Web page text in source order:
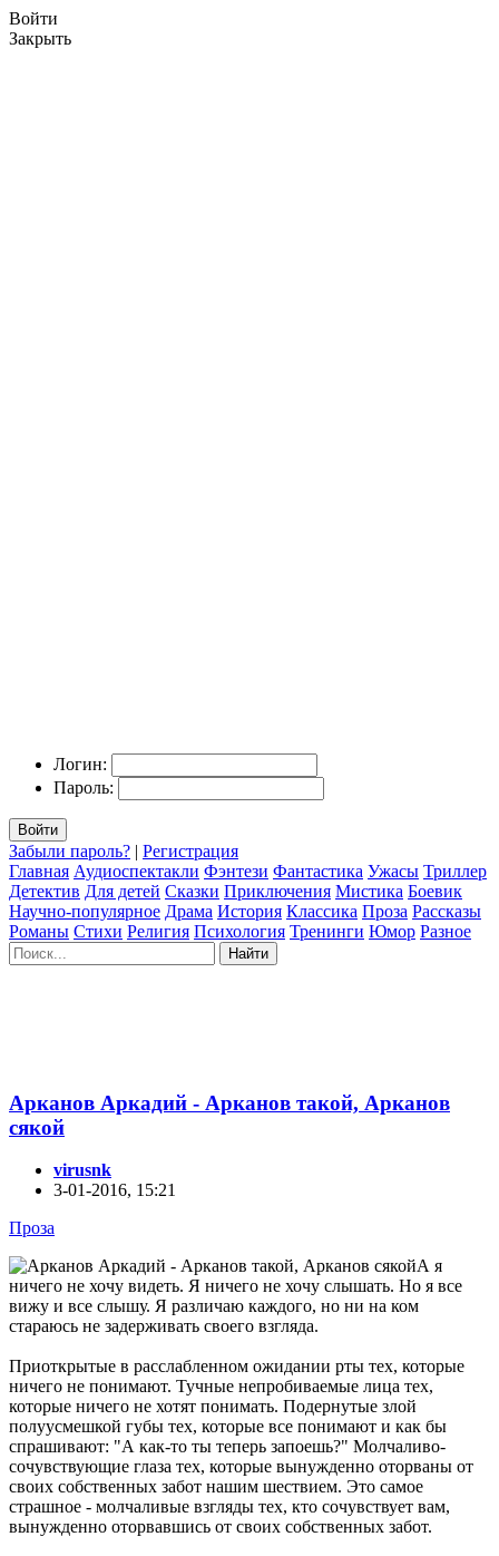
Войти
Закрыть
Логин:
Пароль:
Войти
Забыли пароль? | Регистрация
Главная Аудиоспектакли Фэнтези Фантастика Ужасы Триллер
Детектив Для детей Сказки Приключения Мистика Боевик
Научно-популярное Драма История Классика Проза Рассказы
Романы Стихи Религия Психология Тренинги Юмор Разное
Найти
Арканов Аркадий - Арканов такой, Арканов
сякой
virusnk
3-01-2016, 15:21
Проза
А я
ничего не хочу видеть. Я ничего не хочу слышать. Но я все
вижу и все слышу. Я различаю каждого, но ни на ком
стараюсь не задерживать своего взгляда.
Приоткрытые в расслабленном ожидании рты тех, которые
ничего не понимают. Тучные непробиваемые лица тех,
которые ничего не хотят понимать. Подернутые злой
полуусмешкой губы тех, которые все понимают и как бы
спрашивают: "А как-то ты теперь запоешь?" Молчаливо-
сочувствующие глаза тех, которые вынужденно оторваны от
своих собственных забот нашим шествием. Это самое
страшное - молчаливые взгляды тех, кто сочувствует вам,
вынужденно оторвавшись от своих собственных забот.